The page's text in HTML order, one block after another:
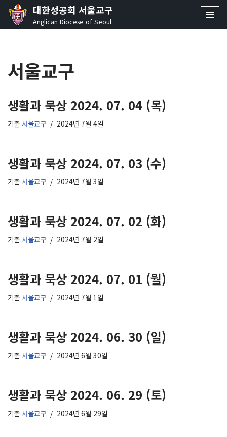
콘
로
건
뛰
기
대한성공회 서울교구
Anglican Diocese of Seoul
서울교구
생활과 묵상 2024. 07. 04 (목)
기준 서울교구 2024년 7월 4일
생활과 묵상 2024. 07. 03 (수)
기준 서울교구 2024년 7월 3일
생활과 묵상 2024. 07. 02 (화)
기준 서울교구 2024년 7월 2일
생활과 묵상 2024. 07. 01 (월)
기준 서울교구 2024년 7월 1일
생활과 묵상 2024. 06. 30 (일)
기준 서울교구 2024년 6월 30일
생활과 묵상 2024. 06. 29 (토)
기준 서울교구 2024년 6월 29일